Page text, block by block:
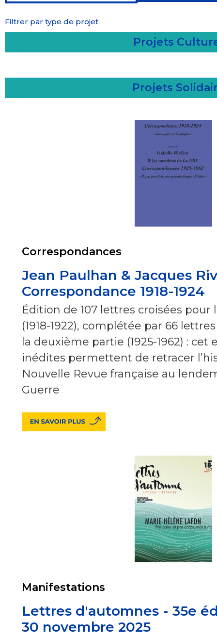
Filtrer par type de projet
Projets
Projets
Correspondances
Jean Paulhan & Jacques
Correspondance 1918-1924
Édition de 107 lettres croisées
(1918-1922), complétée par 66
la deuxième partie (1925-1962) : cet
inédites permettent de retracer
Nouvelle Revue française au
Guerre
Manifestations
Lettres d'automnes - 35e
30 novembre 2025